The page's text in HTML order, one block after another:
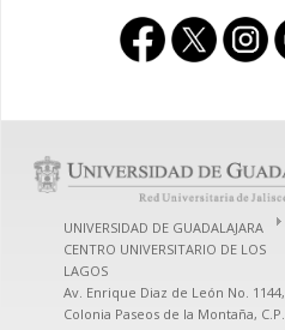
UNIVERSIDAD DE GUADALAJARA
CENTRO UNIVERSITARIO DE LOS
LAGOS
Av. Enrique Diaz de León No. 1144,
Colonia Paseos de la Montaña, C.P.